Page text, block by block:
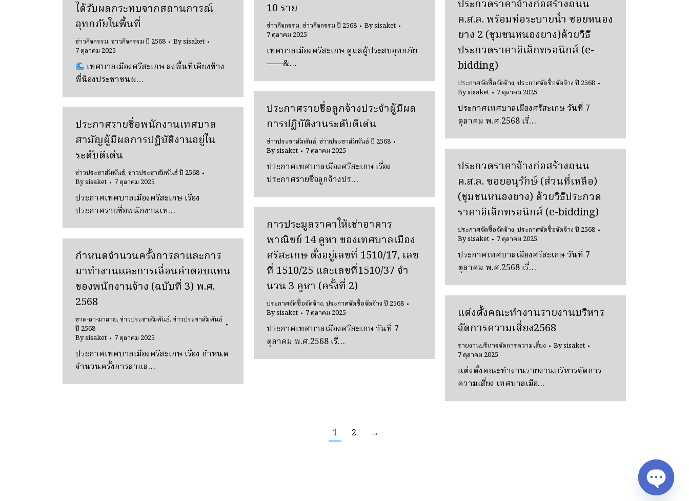
ได้รับผลกระทบจากสถานการณ์
อุทกภัยในพื้นที่
ข่าวกิจกรรม,ข่าวกิจกรรม ปี 2568 Bysisaket
7 ตุลาคม 2025
เทศบาลเมืองศรีสะเกษ ลงพื้นที่เคียงข้าง
พี่น้องประชาชนผ…
10 ราย
ข่าวกิจกรรม,ข่าวกิจกรรม ปี 2568 Bysisaket
7 ตุลาคม 2025
เทศบาลเมืองศรีสะเกษ ดูแลผู้ประสบอุทกภัย
——&…
ประกวดราคาจ้างก่อสร้างถนน
ค.ส.ล. พร้อมท่อระบายน้ำ ซอยหนอง
ยาง 2 (ชุมชนหนองยาง)ด้วยวิธี
ประกวดราคาอิเล็กทรอนิกส์ (e-
bidding)
ประกาศจัดซื้อจัดจ้าง,ประกาศจัดซื้อจัดจ้าง ปี 2568
Bysisaket 7 ตุลาคม 2025
ประกาศเทศบาลเมืองศรีสะเกษ วันที่ 7
ตุลาคม พ.ศ.2568 เรื่…
ประกาศรายชื่อลูกจ้างประจำผู้มีผล
การปฏิบัติงานระดับดีเด่น
ข่าวประชาสัมพันธ์,ข่าวประชาสัมพันธ์ ปี 2568
Bysisaket 7 ตุลาคม 2025
ประกาศเทศบาลเมืองศรีสะเกษ เรื่อง
ประกาศรายชื่อลูกจ้างปร…
ประกาศรายชื่อพนักงานเทศบาล
สามัญผู้มีผลการปฏิบัติงานอยู่ใน
ระดับดีเด่น
ข่าวประชาสัมพันธ์,ข่าวประชาสัมพันธ์ ปี 2568
Bysisaket 7 ตุลาคม 2025
ประกาศเทศบาลเมืองศรีสะเกษ เรื่อง
ประกาศรายชื่อพนักงานเท…
ประกวดราคาจ้างก่อสร้างถนน
ค.ส.ล. ซอยอนุรักษ์ (ส่วนที่เหลือ)
(ชุมชนหนองยาง) ด้วยวิธีประกวด
ราคาอิเล็กทรอนิกส์ (e-bidding)
ประกาศจัดซื้อจัดจ้าง,ประกาศจัดซื้อจัดจ้าง ปี 2568
Bysisaket 7 ตุลาคม 2025
ประกาศเทศบาลเมืองศรีสะเกษ วันที่ 7
ตุลาคม พ.ศ.2568 เรื่…
การประมูลราคาให้เช่าอาคาร
พาณิชย์ 14 คูหา ของเทศบาลเมือง
ศรีสะเกษ ตั้งอยู่เลขที่ 1510/17, เลข
ที่ 1510/25 และเลขที่1510/37 จํา
นวน 3 คูหา (ครั้งที่ 2)
ประกาศจัดซื้อจัดจ้าง,ประกาศจัดซื้อจัดจ้าง ปี 2568
Bysisaket 7 ตุลาคม 2025
ประกาศเทศบาลเมืองศรีสะเกษ วันที่ 7
ตุลาคม พ.ศ.2568 เรื่…
กำหนดจำนวนครั้งการลาและการ
มาทำงานและการเลื่อนค่าตอบแทน
ของพนักงานจ้าง (ฉบับที่ 3) พ.ศ.
2568
ขาด-ลา-มาสาย,ข่าวประชาสัมพันธ์,ข่าวประชาสัมพันธ์
ปี 2568
Bysisaket 7 ตุลาคม 2025
ประกาศเทศบาลเมืองศรีสะเกษ เรื่อง กำหนด
จำนวนครั้งการลาแล…
แต่งตั้งคณะทำงานรายงานบริหาร
จัดการความเสี่ยง2568
รายงานบริหารจัดการความเสี่ยง Bysisaket
7 ตุลาคม 2025
แต่งตั้งคณะทำงานรายงานบริหารจัดการ
ความเสี่ยง เทศบาลเมือ…
1 2 →